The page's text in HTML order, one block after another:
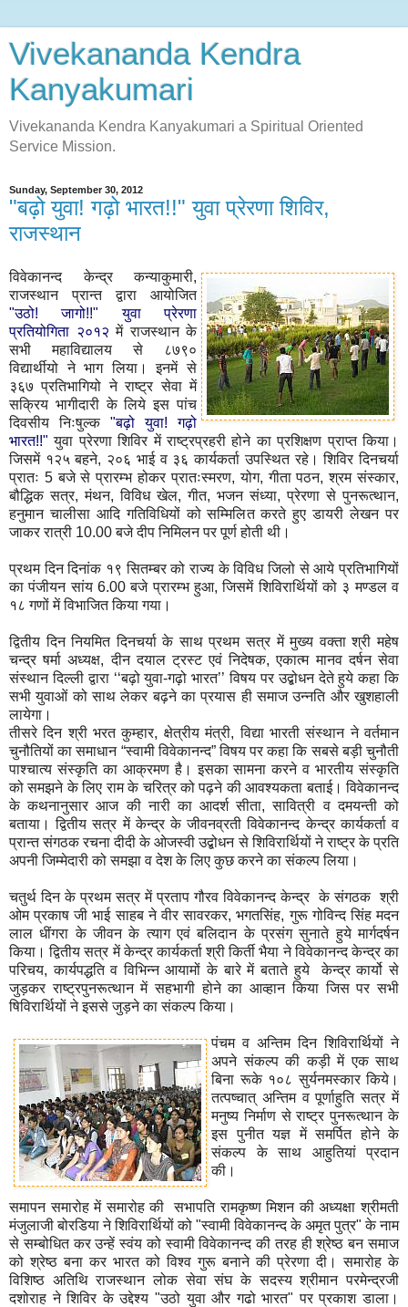
Vivekananda Kendra
Kanyakumari
Vivekananda Kendra Kanyakumari a Spiritual Oriented
Service Mission.
Sunday, September 30, 2012
"बढ़ो युवा! गढ़ो भारत!!" युवा प्रेरणा शिविर,
राजस्थान
विवेकानन्द केन्द्र कन्याकुमारी,
राजस्थान प्रान्त द्वारा आयोजित
"उठो! जागो!!" युवा प्रेरणा
प्रतियोगिता २०१२ में राजस्थान के
सभी महाविद्यालय से ८७९०
विद्यार्थीयो ने भाग लिया। इनमें से
३६७ प्रतिभागियो ने राष्ट्र सेवा में
सक्रिय भागीदारी के लिये इस पांच
दिवसीय निःषुल्क "बढ़ो युवा! गढ़ो
भारत!!" युवा प्रेरणा शिविर में राष्ट्रप्रहरी होने का प्रशिक्षण प्राप्त किया।
जिसमें १२५ बहने, २०६ भाई व ३६ कार्यकर्ता उपस्थित रहे। शिविर दिनचर्या
प्रातः 5 बजे से प्रारम्भ होकर प्रातःस्मरण, योग, गीता पठन, श्रम संस्कार,
बौद्धिक सत्र, मंथन, विविध खेल, गीत, भजन संध्या, प्रेरणा से पुनरूत्थान,
हनुमान चालीसा आदि गतिविधियों को सम्मिलित करते हुए डायरी लेखन पर
जाकर रात्री 10.00 बजे दीप निमिलन पर पूर्ण होती थी।
प्रथम दिन दिनांक १९ सितम्बर को राज्य के विविध जिलो से आये प्रतिभागियों
का पंजीयन सांय 6.00 बजे प्रारम्भ हुआ, जिसमें शिविरार्थियों को ३ मण्डल व
१८ गणों में विभाजित किया गया।
द्वितीय दिन नियमित दिनचर्या के साथ प्रथम सत्र में मुख्य वक्ता श्री महेष
चन्द्र षर्मा अध्यक्ष, दीन दयाल ट्रस्ट एवं निदेषक, एकात्म मानव दर्षन सेवा
संस्थान दिल्ली द्वारा ‘‘बढ़ो युवा-गढ़ो भारत’’ विषय पर उद्बोधन देते हुये कहा कि
सभी युवाओं को साथ लेकर बढ़ने का प्रयास ही समाज उन्नति और खुशहाली
लायेगा।
तीसरे दिन श्री भरत कुम्हार, क्षेत्रीय मंत्री, विद्या भारती संस्थान ने वर्तमान
चुनौतियों का समाधान “स्वामी विवेकानन्द” विषय पर कहा कि सबसे बड़ी चुनौती
पाश्चात्य संस्कृति का आक्रमण है। इसका सामना करने व भारतीय संस्कृति
को समझने के लिए राम के चरित्र को पढ़ने की आवश्यकता बताई। विवेकानन्द
के कथनानुसार आज की नारी का आदर्श सीता, सावित्री व दमयन्ती को
बताया। द्वितीय सत्र में केन्द्र के जीवनव्रती विवेकानन्द केन्द्र कार्यकर्ता व
प्रान्त संगठक रचना दीदी के ओजस्वी उद्बोधन से शिविरार्थियों ने राष्ट्र के प्रति
अपनी जिम्मेदारी को समझा व देश के लिए कुछ करने का संकल्प लिया।
चतुर्थ दिन के प्रथम सत्र में प्रताप गौरव विवेकानन्द केन्द्र के संगठक श्री
ओम प्रकाष जी भाई साहब ने वीर सावरकर, भगतसिंह, गुरू गोविन्द सिंह मदन
लाल धींगरा के जीवन के त्याग एवं बलिदान के प्रसंग सुनाते हुये मार्गदर्षन
किया। द्वितीय सत्र में केन्द्र कार्यकर्ता श्री किर्ती भैया ने विवेकानन्द केन्द्र का
परिचय, कार्यपद्धति व विभिन्न आयामों के बारे में बताते हुये केन्द्र कार्यो से
जुड़कर राष्ट्रपुनरूत्थान में सहभागी होने का आव्हान किया जिस पर सभी
षिविरार्थियों ने इससे जुड़ने का संकल्प किया।
पंचम व अन्तिम दिन शिविरार्थियों ने
अपने संकल्प की कड़ी में एक साथ
बिना रूके १०८ सुर्यनमस्कार किये।
तत्पष्चात् अन्तिम व पूर्णाहुति सत्र में
मनुष्य निर्माण से राष्ट्र पुनरूत्थान के
इस पुनीत यज्ञ में समर्पित होने के
संकल्प के साथ आहुतियां प्रदान
की।
समापन समारोह में समारोह की सभापति रामकृष्ण मिशन की अध्यक्षा श्रीमती
मंजुलाजी बोरडिया ने शिविरार्थियों को "स्वामी विवेकानन्द के अमृत पुत्र" के नाम
से सम्बोधित कर उन्हें स्वंय को स्वामी विवेकानन्द की तरह ही श्रेष्ठ बन समाज
को श्रेष्ठ बना कर भारत को विश्व गुरू बनाने की प्रेरणा दी। समारोह के
विशिष्ठ अतिथि राजस्थान लोक सेवा संघ के सदस्य श्रीमान परमेन्द्रजी
दशोराह ने शिविर के उद्देश्य "उठो युवा और गढो भारत" पर प्रकाश डाला।